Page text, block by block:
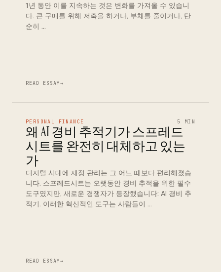
1년 동안 이를 지속하는 것은 변화를 가져올 수 있습니
다. 큰 구매를 위해 저축을 하거나, 부채를 줄이거나, 단
순히 …
READ ESSAY→
PERSONAL FINANCE 5 MIN
왜 AI 경비 추적기가 스프레드
시트를 완전히 대체하고 있는
가
디지털 시대에 재정 관리는 그 어느 때보다 편리해졌습
니다. 스프레드시트는 오랫동안 경비 추적을 위한 필수
도구였지만, 새로운 경쟁자가 등장했습니다: AI 경비 추
적기. 이러한 혁신적인 도구는 사람들이 …
READ ESSAY→